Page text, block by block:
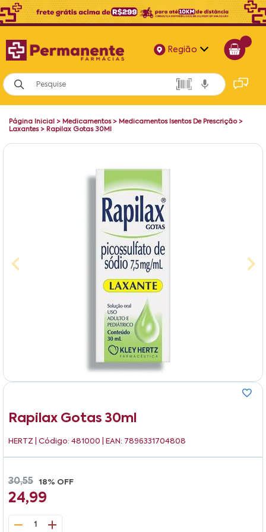
Região
Alagoas
Bahia
Página Inicial > Medicamentos> Medicamentos Isentos De Prescrição>
Laxantes> Rapilax Gotas 30Ml
Rapilax Gotas 30ml
HERTZ | Código: 481000 | EAN: 7896331704808
30,55 18% OFF
24,99
1